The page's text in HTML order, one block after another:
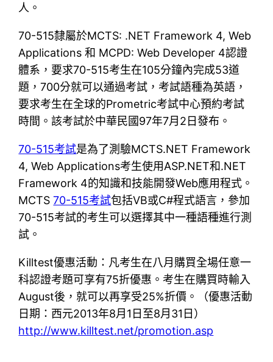
人。
70-515隸屬於MCTS: .NET Framework 4, Web
Applications 和 MCPD: Web Developer 4認證
體系，要求70-515考生在105分鐘內完成53道
題，700分就可以通過考試，考試語種為英語，
要求考生在全球的Prometric考試中心預約考試
時間。該考試於中華民國97年7月2日發布。
70-515考試是為了測驗MCTS.NET Framework
4, Web Applications考生使用ASP.NET和.NET
Framework 4的知識和技能開發Web應用程式。
MCTS70-515考試包括VB或C#程式語言，參加
70-515考試的考生可以選擇其中一種語種進行測
試。
Killtest優惠活動：凡考生在八月購買全場任意一
科認證考題可享有75折優惠。考生在購買時輸入
August後，就可以再享受25%折價。（優惠活動
日期：西元2013年8月1日至8月31日）
http://www.killtest.net/promotion.asp